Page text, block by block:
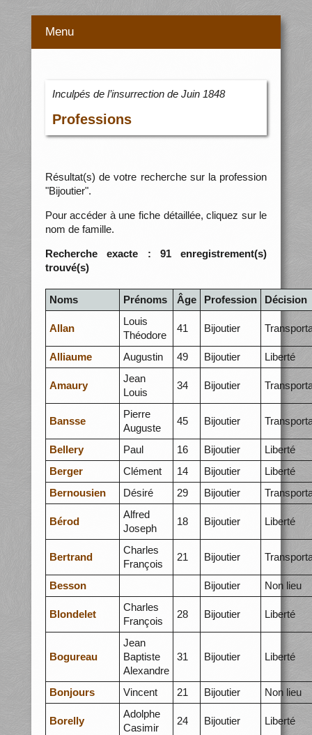
Menu
Inculpés de l’insurrection de Juin 1848
Professions
Résultat(s) de votre recherche sur la profession
"Bijoutier".
Pour accéder à une fiche détaillée, cliquez sur le
nom de famille.
Recherche exacte : 91 enregistrement(s)
trouvé(s)
Noms Prénoms Âge Profession Décision
Allan
Louis
Théodore
41 Bijoutier
Alliaume Augustin 49 Bijoutier Liberté
Amaury
Jean
Louis
34 Bijoutier
Bansse
Pierre
Auguste
45 Bijoutier
Bellery Paul 16 Bijoutier
Liberté
Berger
Clément 14 Bijoutier
Liberté
Bernousien
Désiré 29 Bijoutier
Bérod
Alfred
Joseph
18 Bijoutier Liberté
Bertrand
Charles
François
21 Bijoutier
Besson Bijoutier Non lieu
Blondelet
Charles
François
28 Bijoutier Liberté
Bogureau
Jean
Baptiste
Alexandre
31 Bijoutier Liberté
Bonjours Vincent 21 Bijoutier Non lieu
Borelly
Adolphe
Casimir
24 Bijoutier Liberté